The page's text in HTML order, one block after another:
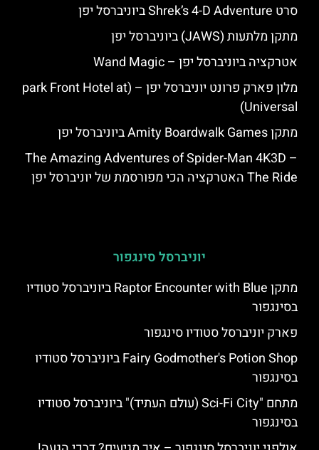
סרט Shrek’s 4-D Adventure ביוניברסל יפן
מתקן מלתעות (JAWS) ביוניברסל יפן
אטרקציה ביוניברסל יפן – Wand Magic
מלון פארק פרונט יוניברסל יפן – (park Front Hotel at
Universal)
מתקן Amity Boardwalk Games ביוניברסל יפן
The Amazing Adventures of Spider-Man 4K3D –
The Ride האטרקציה הכי מפורסמת של יוניברסל יפן
יוניברסל סינגפור
מתקן Raptor Encounter with Blue ביוניברסל סטודיו
בסינגפור
פארק יוניברסל סטודיו סינגפור
Fairy Godmother's Potion Shop ביוניברסל סטודיו
בסינגפור
מתחם "Sci-Fi City (עולם העתיד)" ביוניברסל סטודיו
בסינגפור